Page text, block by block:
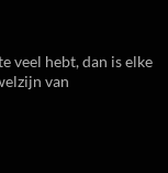
veel hebt, dan is elke
van